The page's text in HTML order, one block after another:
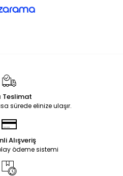
Teslimat
sürede elinize ulaşır.
Alışveriş
ödeme sistemi